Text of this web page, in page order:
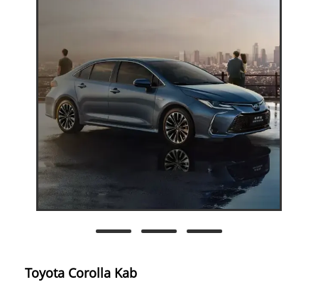
Toyota Corolla Kab